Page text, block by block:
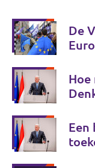
De
Hoe
Een